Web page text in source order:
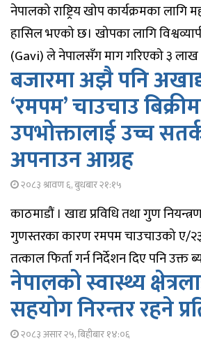
नेपालको राष्ट्रिय खोप कार्यक्रमका लागि
हासिल भएको छ। खोपका लागि
(Gavi) ले नेपालसँग माग गरिएको ३ लाख
बजारमा अझै पनि
‘रमपम’ चाउचाउ
उपभोक्तालाई उच्च
अपनाउन आग्रह
२०८३ श्रावण ६, बुधबार २१:१५
काठमाडौं । खाद्य प्रविधि तथा गुण
गुणस्तरका कारण रमपम चाउचाउको ए/
तत्काल फिर्ता गर्न निर्देशन दिए पनि उक्त
नेपालको स्वास्थ्य
सहयोग निरन्तर रहने
२०८३ असार २५, बिहीबार १४:०६